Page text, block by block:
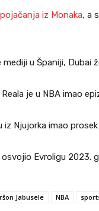
iz Monaka, a
mediji u Španiji, Dubai
je u NBA imao
iz Njujorka imao
Evroligu 2023.
Jabusele NBA